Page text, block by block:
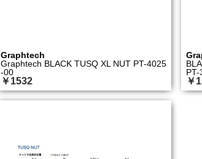
Graphtech
Graphtech BLACK TUSQ XL NUT PT-4025
-00
￥1532 ￥